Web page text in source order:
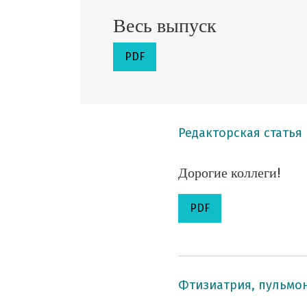
Весь выпуск
PDF
Редакторская статья
Дорогие коллеги!
PDF
Фтизиатрия,